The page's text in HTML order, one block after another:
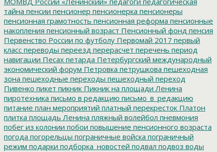
тайна пенсии пенсионер пенсионерка пенсионеры
пенсионная грамотность пенсионная реформа пенсионные
накопления пенсионный возраст Пенсионный фонд пенсия
Первенство России по футболу Первомай 2017 первый
класс переводы переезд перерасчет перечень период
навигации Песах петарда Петербургский международный
экономический форум Петровка петрушкова пешеходная
зона пешеходные переходы пешеходный переход
Пивенко пикет пикник Пикник на площади Ленина
пиротехника письмо в редакцию письмо_в_редакцию
питание план мероприятий платный перекресток Платон
плитка площадь Ленина пляжный волейбол пневмония
побег из колонии побои повышение пенсионного возраста
погода погорельцы пограничные войска пограничный
режим подарки подборка_новостей подвал подвоз воды